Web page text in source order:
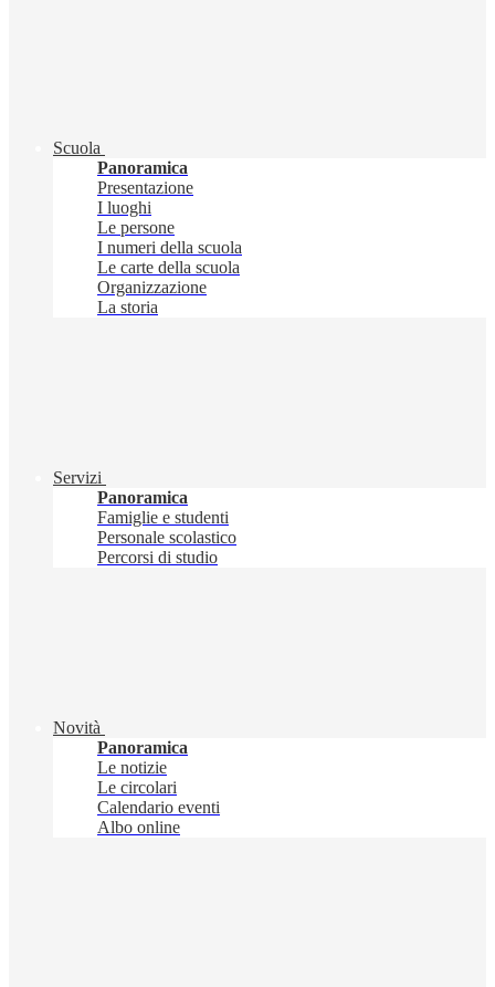
Scuola
Panoramica
Presentazione
I luoghi
Le persone
I numeri della scuola
Le carte della scuola
Organizzazione
La storia
Servizi
Panoramica
Famiglie e studenti
Personale scolastico
Percorsi di studio
Novità
Panoramica
Le notizie
Le circolari
Calendario eventi
Albo online